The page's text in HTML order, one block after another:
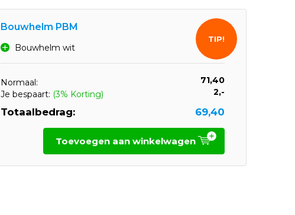
Bouwhelm PBM
Bouwhelm wit
Normaal:
71,40
Je bespaart: (3% Korting) 2,-
Totaalbedrag: 69,40
TIP!
Toevoegen aan winkelwagen